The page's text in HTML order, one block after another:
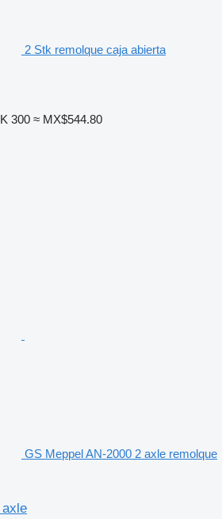
2 Stk remolque caja abierta
300 ≈ MX$544.80
GS Meppel AN-2000 2 axle remolque
axle